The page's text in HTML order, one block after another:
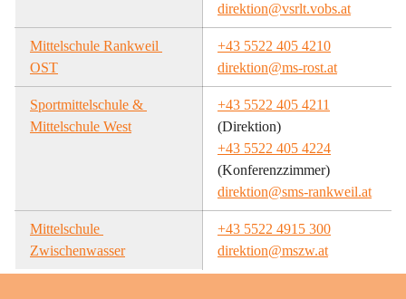
direktion@vsrlt.vobs.at
Mittelschule Rankweil
OST
+43 5522 405 4210
direktion@ms-rost.at
Sportmittelschule &
Mittelschule West
+43 5522 405 4211
(Direktion)
+43 5522 405 4224
(Konferenzzimmer)
direktion@sms-rankweil.at
Mittelschule
Zwischenwasser
+43 5522 4915 300
direktion@mszw.at